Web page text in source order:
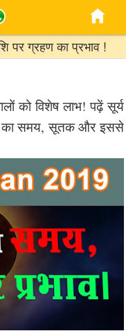
पर ग्रहण का प्रभाव !
को विशेष लाभ! पढ़ें सूर्य
का समय, सूतक और इससे